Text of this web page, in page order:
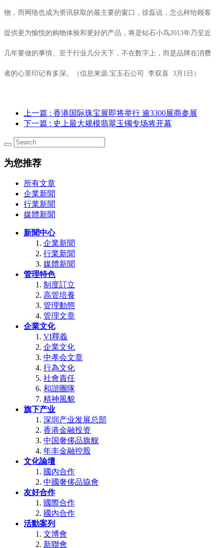
物，而网络也成为资讯获取的最主要的窗口，徐磊说，怎么样给顾客
提供更为愉悦的购物体验和更好的产品，将是钻石小鸟2013年乃至近
几年要做的事情。至于行业几分天下，不在数字上，而是品牌在消费
者的心里印记有多深。（信息来源:宝玉石公司 李双喜 3 月 1 日）
上一篇 : 香港国际珠宝展即将举行 逾3300展商参展
下一篇 : 史上最大规模翡翠玉镯专场将开幕
为您推荐
所有文章
企業新聞
行業新聞
媒體新聞
新聞中心
企業新聞
行業新聞
媒體新聞
管理特色
制度訂立
高管培養
管理動態
管理文章
企業文化
VI釋義
企業文化
中孝会文章
行為文化
社會責任
和諧團隊
精神風貌
旗下产业
深圳产业发展总部
香港金融投资
中国奢侈品旗舰
年丰金融控股
文化論壇
國內合作
中國奢侈品協會
友好合作
國際合作
國內合作
活動案列
文博會
新聯會